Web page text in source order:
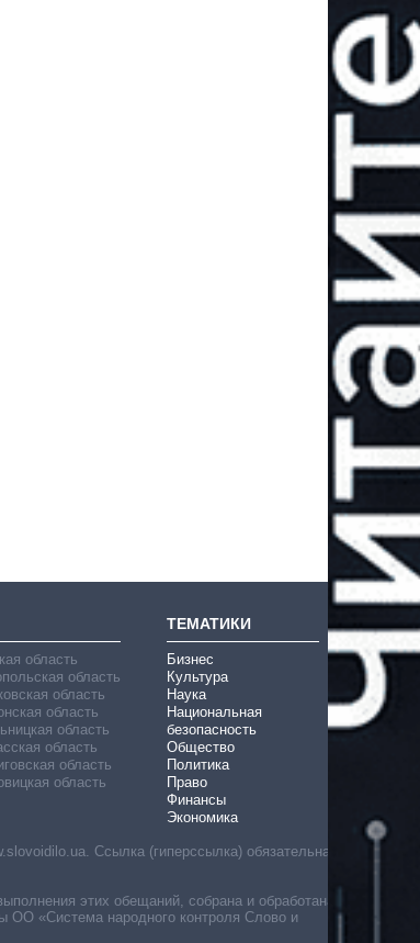
область
область
область
область
область
область
область
область
ТЕМАТИКИ
Бизнес
Культура
Наука
Национальная
безопасность
Общество
Политика
Право
Финансы
Экономика
Ссылка (гиперссылка) обязательна
этих обещаний, собрана и обработана
«Система народного контроля Слово и